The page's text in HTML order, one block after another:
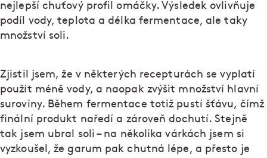
nejlepší chuťový profil omáčky. Výsledek ovlivňuje
podíl vody, teplota a délka fermentace, ale taky
množství soli.
Zjistil jsem, že v některých recepturách se vyplatí
použít méně vody, a naopak zvýšit množství hlavní
suroviny. Během fermentace totiž pustí šťávu, čímž
finální produkt naředí a zároveň dochutí. Stejně
tak jsem ubral soli – na několika várkách jsem si
vyzkoušel, že garum pak chutná lépe, a přesto je